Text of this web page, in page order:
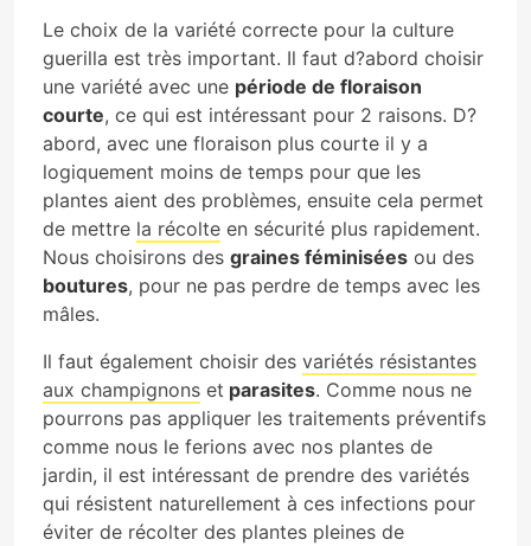
Le choix de la variété correcte pour la culture
guerilla est très important. Il faut d?abord choisir
une variété avec une période de floraison
courte, ce qui est intéressant pour 2 raisons. D?
abord, avec une floraison plus courte il y a
logiquement moins de temps pour que les
plantes aient des problèmes, ensuite cela permet
de mettre la récolte en sécurité plus rapidement.
Nous choisirons des graines féminisées ou des
boutures, pour ne pas perdre de temps avec les
mâles.
Il faut également choisir des variétés résistantes
aux champignons et parasites. Comme nous ne
pourrons pas appliquer les traitements préventifs
comme nous le ferions avec nos plantes de
jardin, il est intéressant de prendre des variétés
qui résistent naturellement à ces infections pour
éviter de récolter des plantes pleines de